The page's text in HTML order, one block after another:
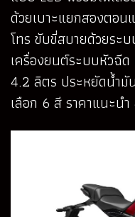
ด้วยเบาะแยกสองตอน
โทร ขับขี่สบายด้วยระ
เครื่องยนต์ระบบหัวฉี
4.2 ลิตร ประหยัดน้ำ
เลือก 6 สี ราคาแนะน